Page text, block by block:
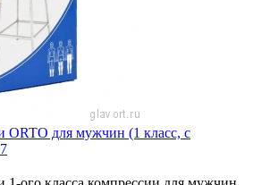
ORTO для мужчин (1 класс, с